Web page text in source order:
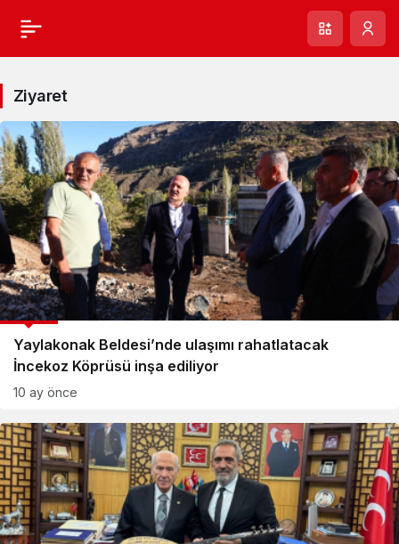
Ziyaret
Yaylakonak Beldesi’nde ulaşımı rahatlatacak
İncekoz Köprüsü inşa ediliyor
GÜNCEL
10 ay önce